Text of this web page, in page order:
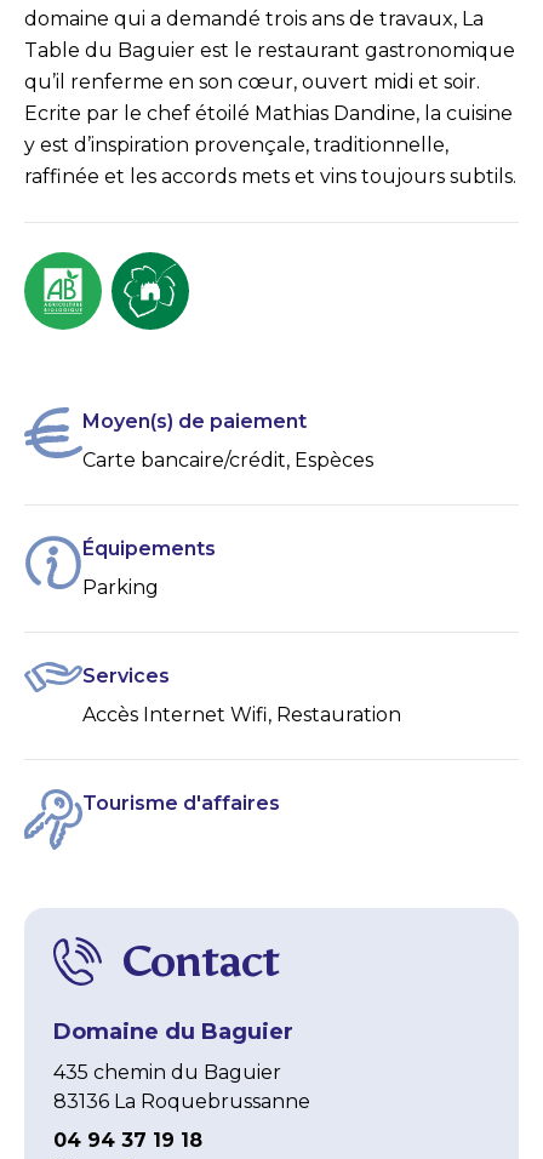
domaine qui a demandé trois ans de travaux, La
Table du Baguier est le restaurant gastronomique
qu’il renferme en son cœur, ouvert midi et soir.
Ecrite par le chef étoilé Mathias Dandine, la cuisine
y est d’inspiration provençale, traditionnelle,
raffinée et les accords mets et vins toujours subtils.
Moyen(s) de paiement
Carte bancaire/crédit, Espèces
Équipements
Parking
Services
Accès Internet Wifi, Restauration
Tourisme d'affaires
Contact
Domaine du Baguier
435 chemin du Baguier
83136 La Roquebrussanne
04 94 37 19 18